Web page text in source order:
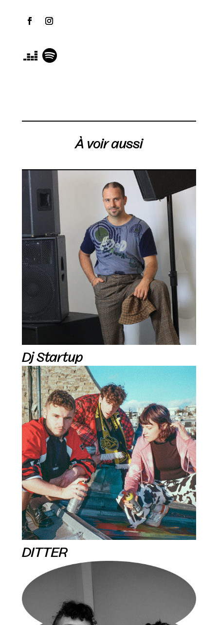
À voir aussi
Dj Startup
DITTER